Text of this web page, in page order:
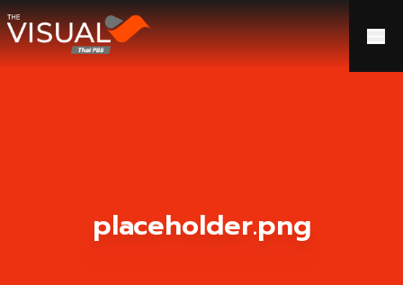
ข้ามไปยังเนื้อหา
placeholder.png